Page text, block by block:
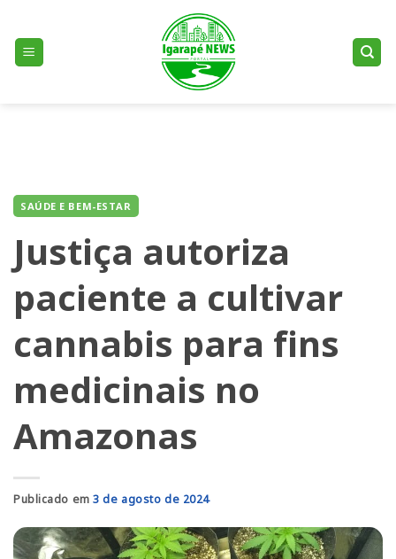
content
SAÚDE E BEM-ESTAR
Justiça autoriza
paciente a cultivar
cannabis para fins
medicinais no
Amazonas
Publicado em3 de agosto de 2024